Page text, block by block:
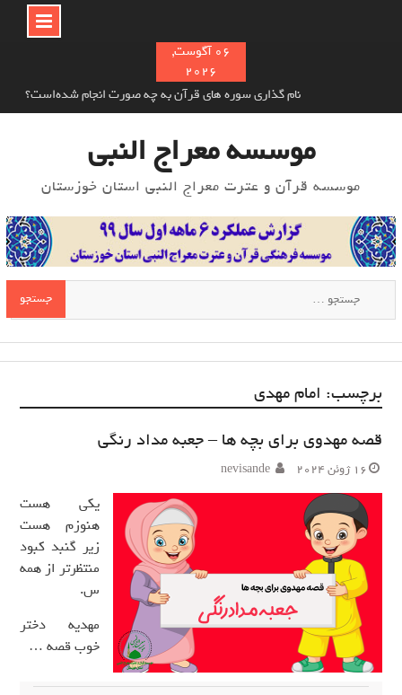
06 آگوست,
2026
خوش اخلاقی در اسلام و تأثیر آن بر دیگران
معرفی سلیم بن قیس هلالی
نام‌ گذاری سوره های قرآن به چه صورت انجام شده‌است؟
موسسه معراج النبی
موسسه قرآن و عترت معراج النبی استان خوزستان
برچسب: امام مهدی
قصه مهدوی برای بچه ها – جعبه مداد رنگی
16 ژوئن 2024 nevisande
یکی هست
هنوزم هست
زیر گنبد کبود
منتظرتر از همه
س.
مهدیه دختر
خوب قصه …